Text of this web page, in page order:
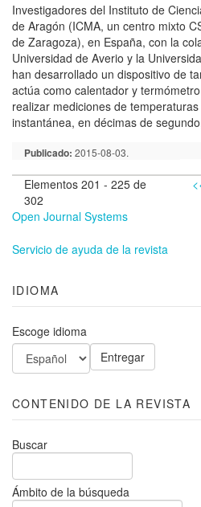
Investigadores del Instituto de
de Aragón (ICMA, un centro mixto
de Zaragoza), en España, con la
Universidad de Averio y la
han desarrollado un dispositivo de
actúa como calentador y
realizar mediciones de
instantánea, en décimas de
Publicado: 2015-08-03.
Elementos 201 - 225 de
302
Open Journal Systems
Servicio de ayuda de la revista
IDIOMA
Escoge idioma
CONTENIDO DE LA REVISTA
Buscar
Ámbito de la búsqueda